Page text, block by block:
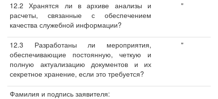
12.2 Хранятся ли в архиве анализы и
расчеты, связанные с обеспечением
качества служебной информации?
"
12.3 Разработаны ли мероприятия,
обеспечивающие постоянную, четкую и
полную актуализацию документов и их
секретное хранение, если это требуется?
"
Фамилия и подпись заявителя: